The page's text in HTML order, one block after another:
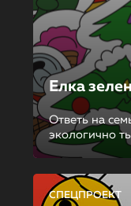
Елка
Ответь на
экологично
СПЕЦПРОЕКТ